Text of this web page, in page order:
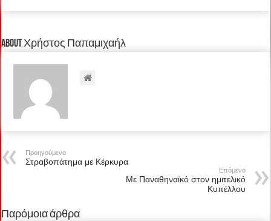
About Χρήστος Παπαμιχαήλ
Προηγούμενο
Στραβοπάτημα με Κέρκυρα
Επόμενο
Με Παναθηναϊκό στον ημιτελικό
Κυπέλλου
Παρόμοια άρθρα